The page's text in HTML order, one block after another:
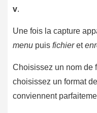
v.
Une fois la capture
menu puis fichieret
Choisissez un nom de
choisissez un format
conviennent